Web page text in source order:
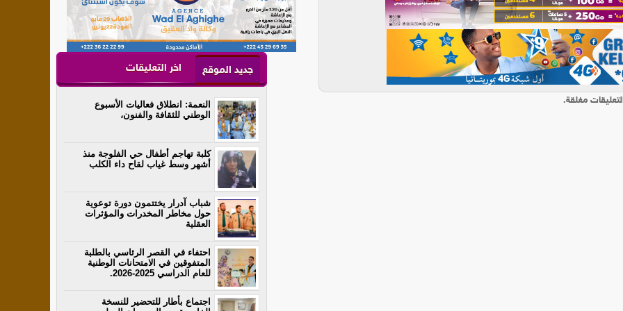
مغلقة.
جديد الموقع اخر التعليقات
النعمة: انطلاق فعاليات الأسبوع
الوطني للثقافة والفنون،
كلبة تهاجم أطفال حي الفلوجة منذ
أشهر وسط غياب لقاح داء الكلب
شباب آدرار يختتمون دورة توعوية
حول مخاطر المخدرات والمؤثرات
العقلية
احتفاء في القصر الرئاسي بالطلبة
المتفوقين في الامتحانات الوطنية
للعام الدراسي 2025-2026.
اجتماع بأطار للتحضير للنسخة